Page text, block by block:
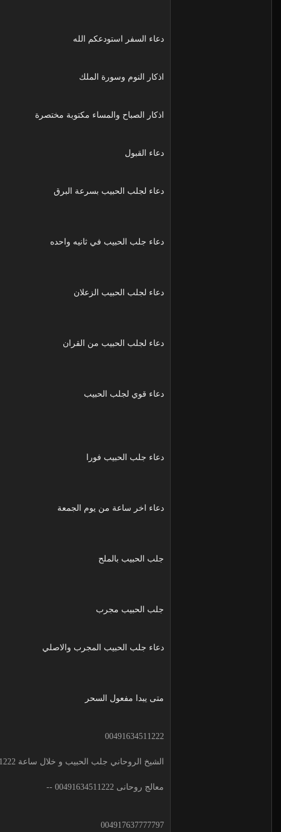
دعاء السفر استودعكم الله
اذكار النوم وسورة الملك
اذكار الصباح والمساء مكتوبة مختصرة
دعاء القبول
دعاء لجلب الحبيب بسرعة البرق
دعاء جلب الحبيب في ثانيه واحده
دعاء لجلب الحبيب الزعلان
دعاء لجلب الحبيب من القران
دعاء قوي لجلب الحبيب
دعاء جلب الحبيب فورا
دعاء اخر ساعة من يوم الجمعة
جلب الحبيب بالملح
جلب الحبيب مجرب
دعاء جلب الحبيب المجرب والاصلي
متى يبدا مفعول السحر
00491634511222
الشيخ الروحاني جلب الحبيب و خلال ساعة 00491634511222 لجلب الحبيب
معالج روحانى 00491634511222 --
004917637777797